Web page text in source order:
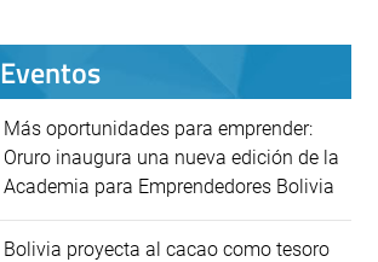
Eventos
Más oportunidades para emprender:
Oruro inaugura una nueva edición de la
Academia para Emprendedores Bolivia
Bolivia proyecta al cacao como tesoro